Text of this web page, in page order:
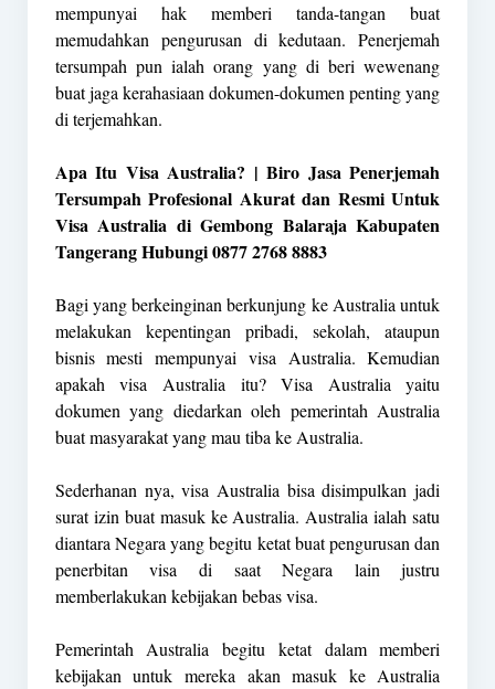
mempunyai hak memberi tanda-tangan buat
memudahkan pengurusan di kedutaan. Penerjemah
tersumpah pun ialah orang yang di beri wewenang
buat jaga kerahasiaan dokumen-dokumen penting yang
di terjemahkan.
Apa Itu Visa Australia? | Biro Jasa Penerjemah
Tersumpah Profesional Akurat dan Resmi Untuk
Visa Australia di Gembong Balaraja Kabupaten
Tangerang Hubungi 0877 2768 8883
Bagi yang berkeinginan berkunjung ke Australia untuk
melakukan kepentingan pribadi, sekolah, ataupun
bisnis mesti mempunyai visa Australia. Kemudian
apakah visa Australia itu? Visa Australia yaitu
dokumen yang diedarkan oleh pemerintah Australia
buat masyarakat yang mau tiba ke Australia.
Sederhanan nya, visa Australia bisa disimpulkan jadi
surat izin buat masuk ke Australia. Australia ialah satu
diantara Negara yang begitu ketat buat pengurusan dan
penerbitan visa di saat Negara lain justru
memberlakukan kebijakan bebas visa.
Pemerintah Australia begitu ketat dalam memberi
kebijakan untuk mereka akan masuk ke Australia